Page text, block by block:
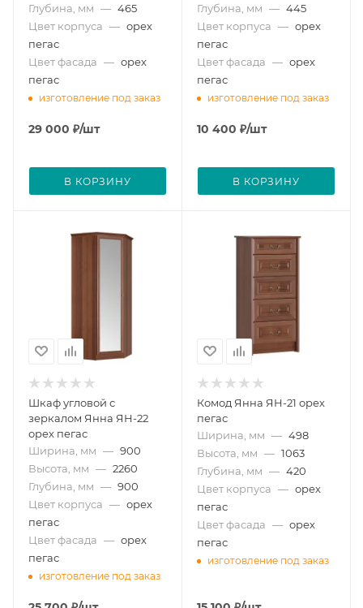
Глубина, мм — 465
Цвет корпуса — орех
пегас
Цвет фасада — орех
пегас
изготовление под заказ
29 000 ₽/шт
В КОРЗИНУ
Глубина, мм — 445
Цвет корпуса — орех
пегас
Цвет фасада — орех
пегас
изготовление под заказ
10 400 ₽/шт
В КОРЗИНУ
Шкаф угловой с
зеркалом Янна ЯН-22
орех пегас
Ширина, мм — 900
Высота, мм — 2260
Глубина, мм — 900
Цвет корпуса — орех
пегас
Цвет фасада — орех
пегас
изготовление под заказ
Комод Янна ЯН-21 орех
пегас
Ширина, мм — 498
Высота, мм — 1063
Глубина, мм — 420
Цвет корпуса — орех
пегас
Цвет фасада — орех
пегас
изготовление под заказ